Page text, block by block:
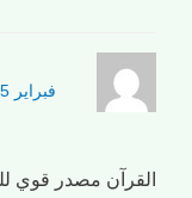
فبراير 25, 2023 الساعة 11:50 ص
القرآن مصدر قوي